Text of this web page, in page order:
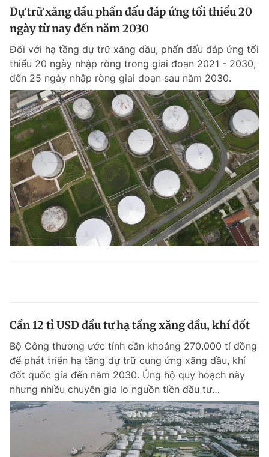
Dự trữ xăng dầu phấn đấu đáp ứng tối thiểu 20
ngày từ nay đến năm 2030
Đối với hạ tầng dự trữ xăng dầu, phấn đấu đáp ứng tối
thiểu 20 ngày nhập ròng trong giai đoạn 2021 - 2030,
đến 25 ngày nhập ròng giai đoạn sau năm 2030.
Cần 12 tỉ USD đầu tư hạ tầng xăng dầu, khí đốt
Bộ Công thương ước tính cần khoảng 270.000 tỉ đồng
để phát triển hạ tầng dự trữ cung ứng xăng dầu, khí
đốt quốc gia đến năm 2030. Ủng hộ quy hoạch này
nhưng nhiều chuyên gia lo nguồn tiền đầu tư…